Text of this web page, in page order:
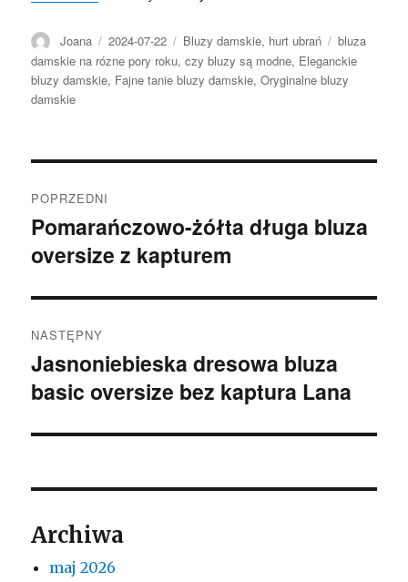
Autor
Joana Opublikowano
2024-07-22 Kategorie
Bluzy damskie, hurt ubrań Tagi
bluza
damskie na rózne pory roku,czy bluzy są modne, Eleganckie
bluzy damskie, Fajne tanie bluzy damskie,Oryginalne bluzy
damskie
wpisu
POPRZEDNI
Poprzedni
wpis:
Pomarańczowo-żółta długa bluza
oversize z kapturem
NASTĘPNY
Następny
wpis:
Jasnoniebieska dresowa bluza
basic oversize bez kaptura Lana
Archiwa
maj 2026